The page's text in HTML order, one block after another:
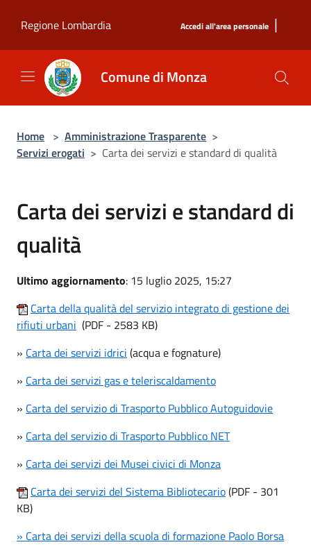
Regione Lombardia
Accedi all'area personale |
Comune di Monza
Home > Amministrazione Trasparente >
Servizi erogati > Carta dei servizi e standard di qualità
Carta dei servizi e standard di
qualità
Ultimo aggiornamento: 15 luglio 2025, 15:27
Carta della qualità del servizio integrato di gestione dei
rifiuti urbani (PDF - 2583 KB)
» Carta dei servizi idrici (acqua e fognature)
» Carta dei servizi gas e teleriscaldamento
» Carta del servizio di Trasporto Pubblico Autoguidovie
» Carta del servizio di Trasporto Pubblico NET
» Carta dei servizi dei Musei civici di Monza
Carta dei servizi del Sistema Bibliotecario(PDF - 301
KB)
» Carta dei servizi della scuola di formazione Paolo Borsa